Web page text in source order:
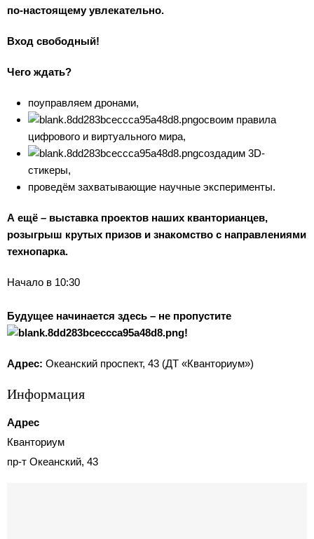
по-настоящему увлекательно.
Вход свободный!
Чего ждать?
поуправляем дронами,
освоим правила
цифрового и виртуального мира,
создадим 3D-
стикеры,
проведём захватывающие научные эксперименты.
А ещё – выставка проектов наших кванторианцев,
розыгрыш крутых призов и знакомство с направлениями
технопарка.
Начало в 10:30
Будущее начинается здесь – не пропустите
!
Адрес: Океанский проспект, 43 (ДТ «Кванториум»)
Информация
Адрес
Кванториум
пр-т Океанский, 43